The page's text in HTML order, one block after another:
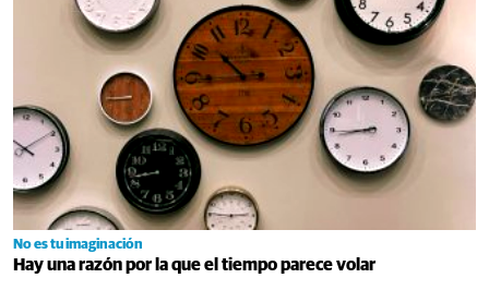
No es tu imaginación
Hay una razón por la que el tiempo parece volar